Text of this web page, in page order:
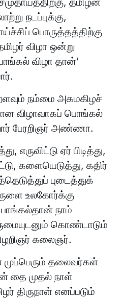
நடப்புக்கு,
பொருத்தத்திற்கு
விழா ஒன்று
விழா தான்’
நம்மை அகமகிழச்
விழாவாகப் பொங்கல்
பேரறிஞர் அண்ணா.
எருவிட்டு ஏர் பிடித்து,
களையெடுத்து, கதிர்
புடைத்துக்
உலகோர்க்கு
நாம்
கொண்டாடும்
கலைஞர்.
முப்பெரும் தலைவர்கள்
தை முதல் நாள்
திருநாள் எனப்படும்